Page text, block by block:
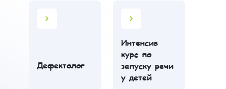
Дефектолог
Интенсив
курс по
запуску речи
у детей